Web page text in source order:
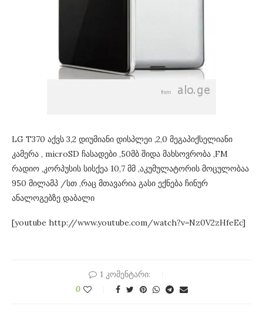
LG T370 აქვს 3,2 დიუმიანი დისპლეი ,2,0 მეგაპიქსელიანი
კამერა , microSD ჩასადები ,50მბ შიდა მახსოვრობა ,FM
რადიო ,კორპუსის სისქეა 10,7 მმ ,აკუმულატორის მოცულობაა
950 მილამპ /სთ ,რაც მთავარია გასი ექნება ჩინურ
ანალოგებზე დაბალი
[youtube http://www.youtube.com/watch?v=Nz0V2zHfeEc]
1 კომენტარი:
0